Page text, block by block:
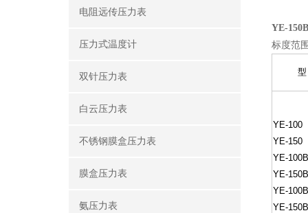
电阻远传压力表
压力式温度计
双针压力表
白云压力表
不锈钢膜盒压力表
膜盒压力表
氨压力表
YE-
标度范
YE-100
YE-150
YE-100B
YE-150B
YE-
YE-